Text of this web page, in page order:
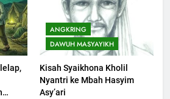
ANGKRING
DAWUH MASYAYIKH
Kisah Syaikhona Kholil
Nyantri ke Mbah Hasyim
Asy’ari
Khutbah Jumat : Supaya Amal
Bisa Diterima
KHUTBAH